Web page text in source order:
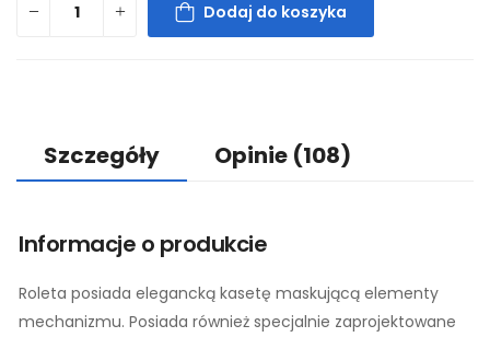
Dodaj do koszyka
Szczegóły Opinie (108)
Informacje o produkcie
Roleta posiada elegancką kasetę maskującą elementy
mechanizmu. Posiada również specjalnie zaprojektowane